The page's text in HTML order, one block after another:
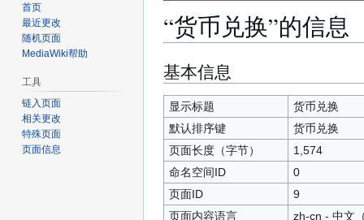
“货币兑换”的信息
跳
转
到
导
航
跳
转
到
搜
索
基本信息
显示标题
货币兑换
默认排序键
货币兑换
页面长度（字节）
1,574
命名空间ID
0
页面ID
9
页面内容语言
zh-cn - 中文
首页
最近更改
随机页面
MediaWiki帮助
工具
链入页面
相关更改
特殊页面
页面信息